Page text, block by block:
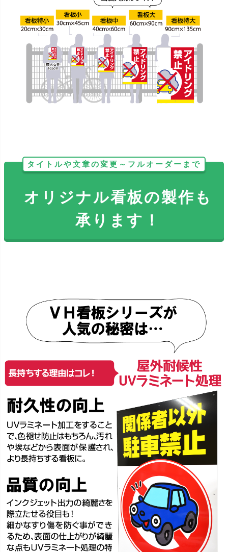
タイトルや文章の変更～フルオーダーまで
オリジナル看板の製作も
承ります！